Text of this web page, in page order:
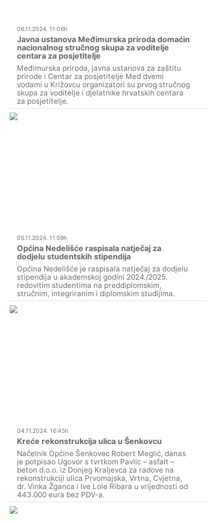
06.11.2024. 11:06h
Javna ustanova Međimurska priroda domaćin
nacionalnog stručnog skupa za voditelje
centara za posjetitelje
Međimurska priroda, javna ustanova za zaštitu
prirode i Centar za posjetitelje Med dvemi
vodami u Križovcu organizatori su prvog stručnog
skupa za voditelje i djelatnike hrvatskih centara
za posjetitelje.
05.11.2024. 11:59h
Općina Nedelišće raspisala natječaj za
dodjelu studentskih stipendija
Općina Nedelišće je raspisala natječaj za dodjelu
stipendija u akademskoj godini 2024./2025.
redovitim studentima na preddiplomskim,
stručnim, integriranim i diplomskim studijima.
04.11.2024. 16:45h
Kreće rekonstrukcija ulica u Šenkovcu
Načelnik Općine Šenkovec Robert Meglić, danas
je potpisao Ugovor s tvrtkom Pavlic – asfalt –
beton d.o.o. iz Donjeg Kraljevca za radove na
rekonstrukciji ulica Prvomajska, Vrtna, Cvjetna,
dr. Vinka Žganca i Ive Lole Ribara u vrijednosti od
443.000 eura bez PDV-a.